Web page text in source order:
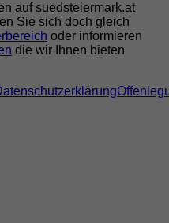
auf suedsteiermark.at
Sie sich doch gleich
oder informieren
die wir Ihnen bieten